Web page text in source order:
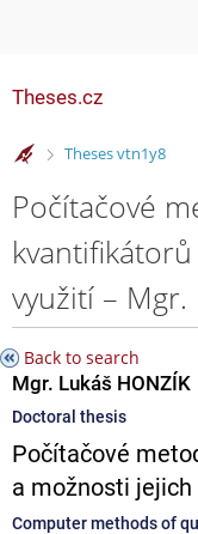
Theses.cz
>
Theses vtn1y8
Počítačové
využití – Mgr.
Back to search
Mgr. Lukáš HONZÍK
Doctoral thesis
Počítačové
a možnosti
Computer methods of